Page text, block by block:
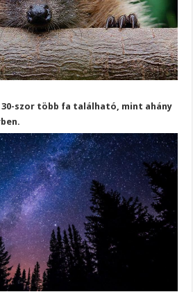
30-szor több fa található, mint ahány